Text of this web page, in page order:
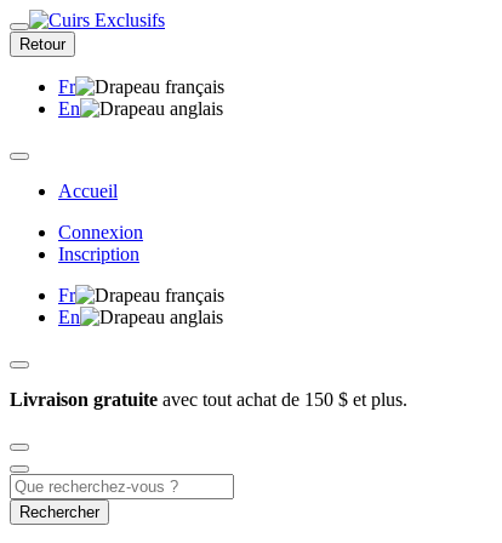
Retour
Fr
En
Accueil
Connexion
Inscription
Fr
En
Livraison gratuite avec tout achat de 150 $ et plus.
Rechercher